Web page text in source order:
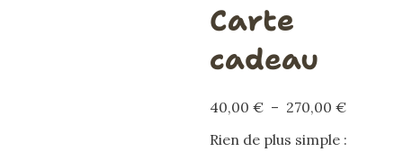
Carte
cadeau
40,00 € – 270,00 €Plage
prix :
Rien de plus simple :